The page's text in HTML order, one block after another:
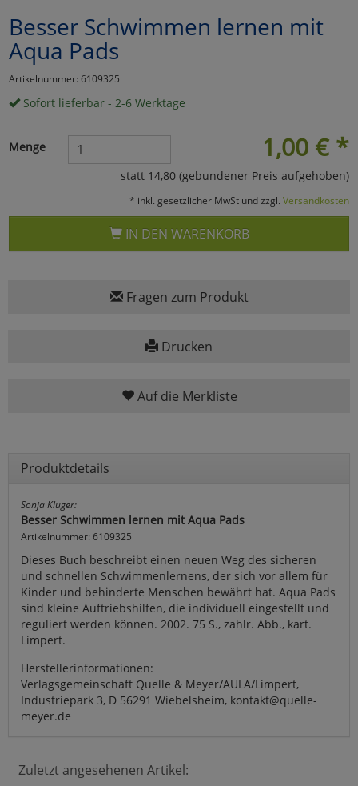
Besser Schwimmen lernen mit
Aqua Pads
Artikelnummer: 6109325
Sofort lieferbar - 2-6 Werktage
1,00 € *
Menge
statt 14,80 (gebundener Preis aufgehoben)
* inkl. gesetzlicher MwSt und zzgl. Versandkosten
IN DEN WARENKORB
Fragen zum Produkt
Drucken
Auf die Merkliste
Produktdetails
Sonja Kluger:
Besser Schwimmen lernen mit Aqua Pads
Artikelnummer: 6109325
Dieses Buch beschreibt einen neuen Weg des sicheren
und schnellen Schwimmenlernens, der sich vor allem für
Kinder und behinderte Menschen bewährt hat. Aqua Pads
sind kleine Auftriebshilfen, die individuell eingestellt und
reguliert werden können. 2002. 75 S., zahlr. Abb., kart.
Limpert.
Herstellerinformationen:
Verlagsgemeinschaft Quelle & Meyer/AULA/Limpert,
Industriepark 3, D 56291 Wiebelsheim, kontakt@quelle-
meyer.de
Zuletzt angesehenen Artikel:
Marketing
Umfragetools
Cookies
Alle Akzeptieren
Cookies
Einstellungen speichern
zurückzu Haupptseite